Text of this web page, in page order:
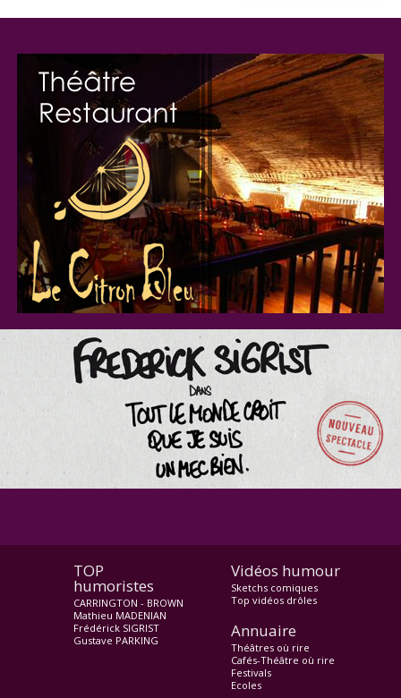
TOP
humoristes
CARRINGTON - BROWN
Mathieu MADENIAN
Frédérick SIGRIST
Gustave PARKING
Vidéos humour
Sketchs comiques
Top vidéos drôles
Annuaire
Théâtres où rire
Cafés-Théâtre où rire
Festivals
Ecoles